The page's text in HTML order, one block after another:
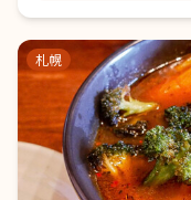
札幌